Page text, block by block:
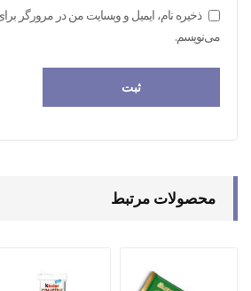
ذخیره نام، ایمیل و وبسایت من در مرورگر
می‌نویسم.
محصولات مرتبط